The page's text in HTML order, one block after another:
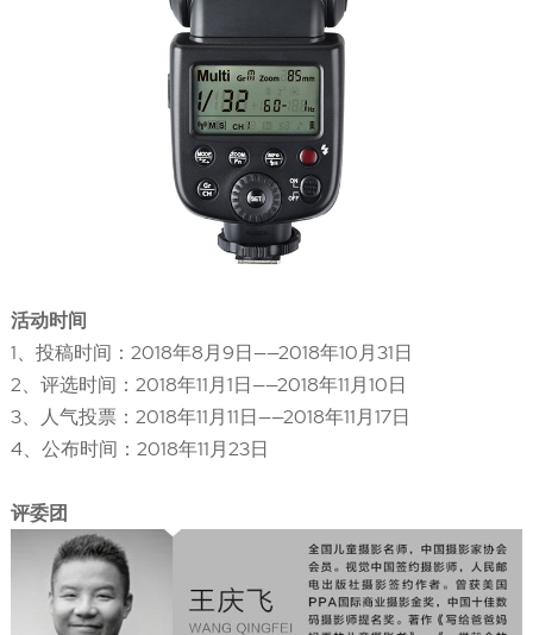
活动时间
1、投稿时间：2018年8月9日——2018年10月31日
2、评选时间：2018年11月1日——2018年11月10日
3、人气投票：2018年11月11日——2018年11月17日
4、公布时间：2018年11月23日
评委团